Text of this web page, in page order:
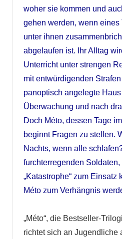
woher sie kommen und
gehen werden, wenn eines
unter ihnen
abgelaufen ist. Ihr Alltag
Unterricht unter strengen
mit entwürdigenden
panoptisch angelegte
Überwachung und nach
Doch Méto, dessen Tage
beginnt Fragen zu stellen.
Nachts, wenn alle
furchterregenden
„Katastrophe“ zum Einsatz
Méto zum Verhängnis
„Méto“, die Bestseller-
richtet sich an Jugendliche